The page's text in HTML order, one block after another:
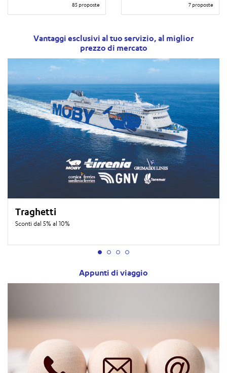
85 proposte 7 proposte
Vantaggi esclusivi al tuo servizio, al miglior
prezzo di mercato
Traghetti
Sconti dal 5% al 10%
Appunti di viaggio